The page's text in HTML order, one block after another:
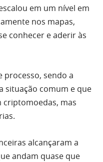
em um nível em
nos mapas,
conhecer e aderir às
processo, sendo a
situação comum e que
criptomoedas, mas
alcançaram a
andam quase que